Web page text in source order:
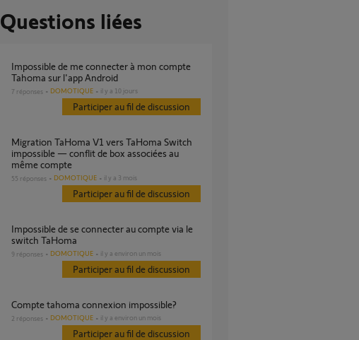
Questions liées
Impossible de me connecter à mon compte
Tahoma sur l'app Android
7 réponses DOMOTIQUE il y a 10 jours
Participer au fil de discussion
Migration TaHoma V1 vers TaHoma Switch
impossible — conflit de box associées au
même compte
55 réponses DOMOTIQUE il y a 3 mois
Participer au fil de discussion
Impossible de se connecter au compte via le
switch TaHoma
9 réponses DOMOTIQUE il y a environ un mois
Participer au fil de discussion
compte tahoma connexion impossible?
2 réponses DOMOTIQUE il y a environ un mois
Participer au fil de discussion